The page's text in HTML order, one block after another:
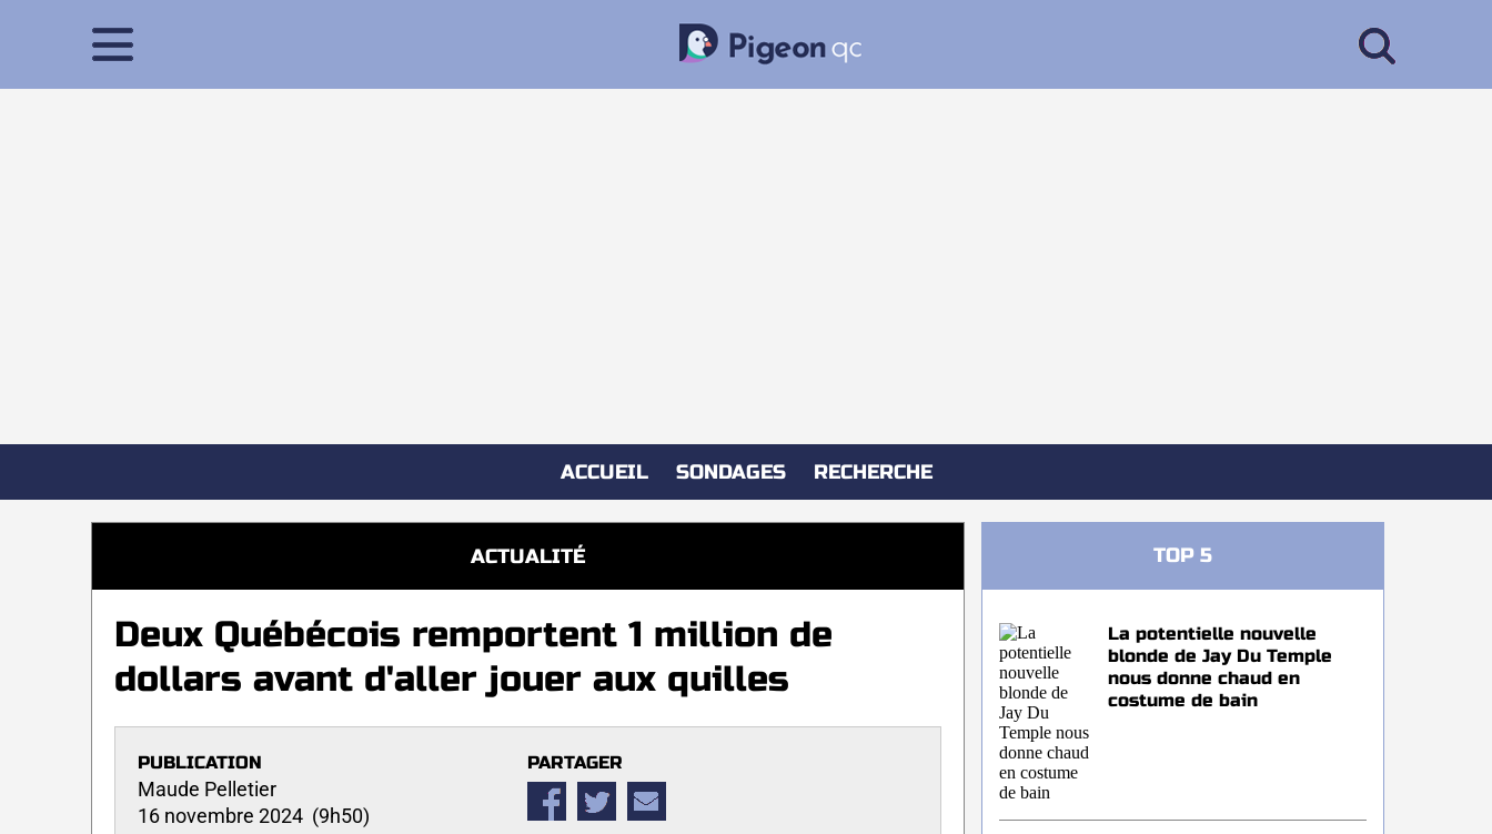
ACCUEIL SONDAGES RECHERCHE
ACTUALITÉ
Deux Québécois remportent 1 million de
dollars avant d'aller jouer aux quilles
PUBLICATION
Maude Pelletier
16 novembre 2024 (9h50)
PARTAGER
TOP 5
La potentielle nouvelle
blonde de Jay Du Temple
nous donne chaud en
costume de bain